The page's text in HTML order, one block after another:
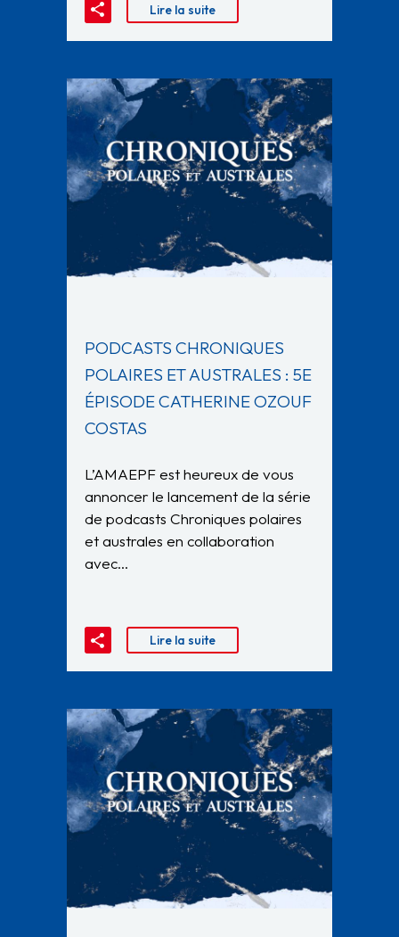
Lire la suite
PODCASTS CHRONIQUES
POLAIRES ET AUSTRALES : 5E
ÉPISODE CATHERINE OZOUF
COSTAS
L’AMAEPF est heureux de vous
annoncer le lancement de la série
de podcasts Chroniques polaires
et australes en collaboration
avec…
Lire la suite